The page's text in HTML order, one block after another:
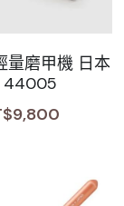
量磨甲機 日本
44005